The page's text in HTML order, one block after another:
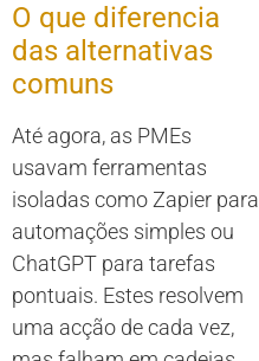
O que diferencia
das alternativas
comuns
Até agora, as PMEs
usavam ferramentas
isoladas como Zapier para
automações simples ou
ChatGPT para tarefas
pontuais. Estes resolvem
uma acção de cada vez,